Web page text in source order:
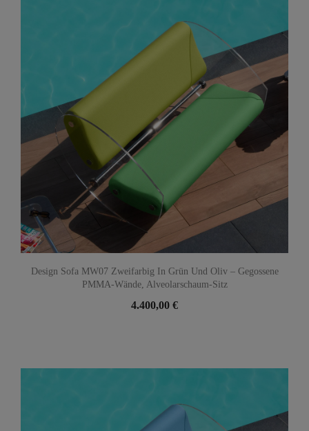
Design Sofa MW07 Zweifarbig In Grün Und Oliv – Gegossene
PMMA-Wände, Alveolarschaum-Sitz
4.400,00 €